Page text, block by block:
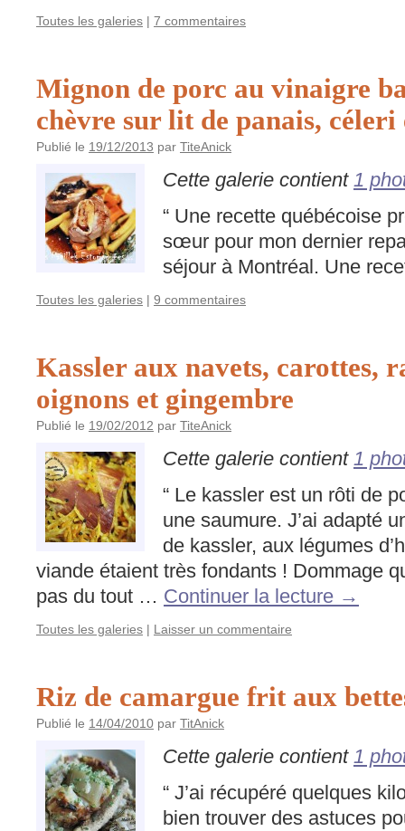
Toutes les galeries | 7 commentaires
Mignon de porc au vinaigre
chèvre sur lit de panais, céleri
Publié le 19/12/2013 par TiteAnick
Cette galerie contient 1
“ Une recette québécoise
sœur pour mon dernier
séjour à Montréal. Une
Toutes les galeries | 9 commentaires
Kassler aux navets, carottes,
oignons et gingembre
Publié le 19/02/2012 par TiteAnick
Cette galerie contient 1
“ Le kassler est un rôti de
une saumure. J’ai adapté
de kassler, aux légumes
viande étaient très fondants ! Dommage
pas du tout … Continuer la lecture →
Toutes les galeries | Laisser un commentaire
Riz de camargue frit aux
Publié le 14/04/2010 par TitAnick
Cette galerie contient 1
“ J’ai récupéré quelques
bien trouver des astuces